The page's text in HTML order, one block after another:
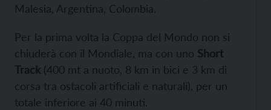
Malesia, Argentina, Colombia.
Per la prima volta la Coppa del Mondo non si
chiuderà con il Mondiale, ma con uno Short
Track (400 mt a nuoto, 8 km in bici e 3 km di
corsa tra ostacoli artificiali e naturali), per un
totale inferiore ai 40 minuti.